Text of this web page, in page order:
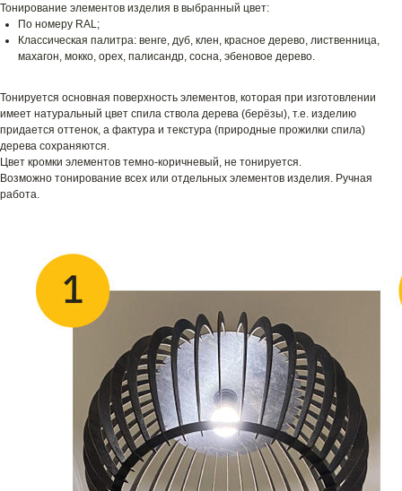
Тонирование элементов изделия в выбранный цвет:
По номеру RAL;
Классическая палитра: венге, дуб, клен, красное дерево, лиственница,
махагон, мокко, орех, палисандр, сосна, эбеновое дерево.
Тонируется основная поверхность элементов, которая при изготовлении
имеет натуральный цвет спила ствола дерева (берёзы), т.е. изделию
придается оттенок, а фактура и текстура (природные прожилки спила)
дерева сохраняются.
Цвет кромки элементов темно-коричневый, не тонируется.
Возможно тонирование всех или отдельных элементов изделия. Ручная
работа.